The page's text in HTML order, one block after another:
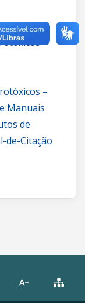
–
–
Manuais
de
de-Citação